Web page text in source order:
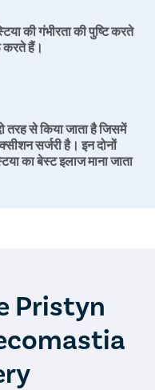
की गंभीरता की पुष्टि करते
करते हैं।
तरह से किया जाता है जिसमें
सर्जरी है। इन दोनों
का बेस्ट इलाज माना जाता
सर्जरी से गाइनेकोमैस्टिया
अनुभवी और कुशल प्लास्टिक
शुरुआत में सर्जन लोकल
को दर्द नहीं होता है।
Pristyn